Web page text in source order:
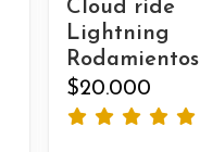
Cloud ride
Lightning
Rodamientos
$20.000